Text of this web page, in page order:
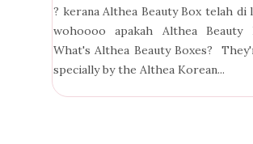
? kerana Althea Beauty Box telah di
wohoooo apakah Althea
What's Althea Beauty Boxes?
specially by the Althea Korean...